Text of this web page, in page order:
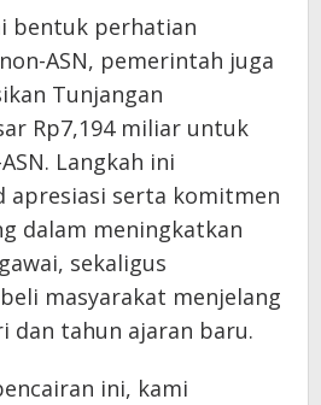
bentuk perhatian
ASN, pemerintah juga
Tunjangan
Rp7,194 miliar untuk
Langkah ini
apresiasi serta komitmen
dalam meningkatkan
sekaligus
masyarakat menjelang
dan tahun ajaran baru.
ini, kami